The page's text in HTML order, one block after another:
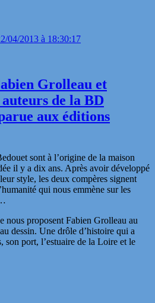
04/2013 à 18:30:17
Grolleau et
de la BD
aux éditions
sont à l’origine de la maison
il y a dix ans. Après avoir développé
style, les deux compères signent
qui nous emmène sur les
nous proposent Fabien Grolleau au
dessin. Une drôle d’histoire qui a
son port, l’estuaire de la Loire et le